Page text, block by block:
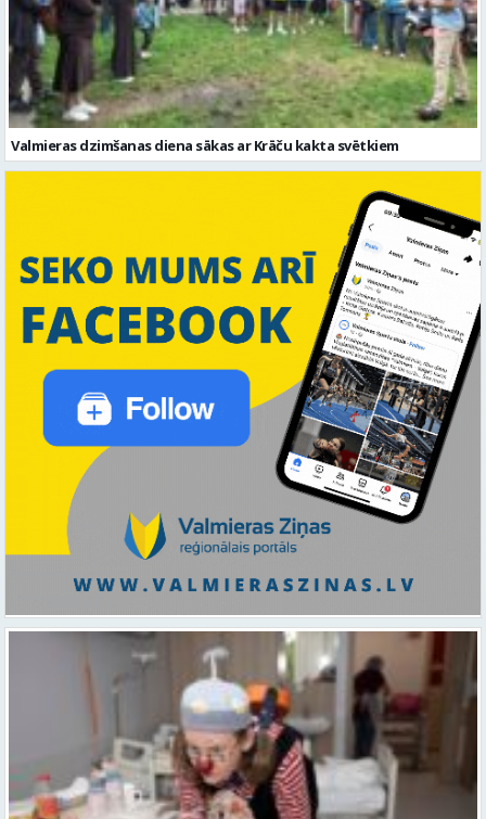
Valmieras dzimšanas diena sākas ar Krāču kakta svētkiem